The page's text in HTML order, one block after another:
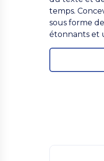
temps.
sous forme
étonnants et